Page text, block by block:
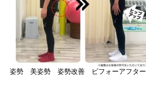
姿勢 美姿勢 姿勢改善 ビフォーアフター